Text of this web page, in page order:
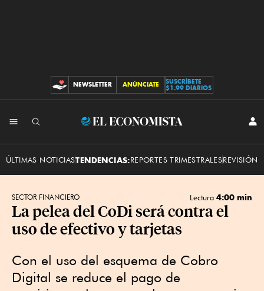
CONTRIBUCIONES
NEWSLETTER ANÚNCIATE
SUSCRÍBETE
$1.99 DIARIOS
El
ÚLTIMAS NOTICIASTENDENCIAS:REPORTES TRIMESTRALESREVISIÓN
SECTOR FINANCIERO Lectura 4:00 min
La pelea del CoDi será contra el
uso de efectivo y tarjetas
Con el uso del esquema de Cobro
Digital se reduce el pago de